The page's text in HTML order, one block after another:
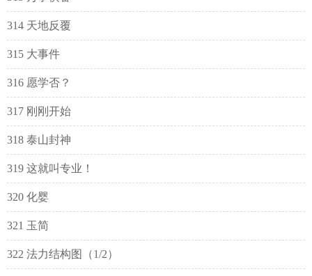
314 天地反覆
315 大事件
316 愿学否？
317 刚刚开始
318 泰山封神
319 这就叫专业！
320 化婴
321 玉简
322 法力结构图（1/2）